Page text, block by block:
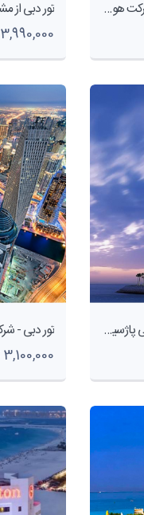
نرخ ويژه تور نوروزى دبى ٦روزه - شرکت هواپیمایی پاژسیر مجری تورهای اقساطی از مشهد
3,990,000 تومان
تور دبی از مشهد - شرکت هواپیمایی پاژسیر مجری تورهای اقساطی از مشهد
3,100,000 تومان